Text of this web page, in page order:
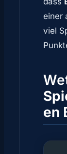
einer
viel
en